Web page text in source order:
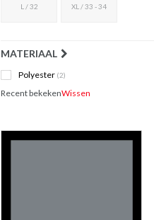
L / 32 XL / 33 - 34
MATERIAAL
Polyester (2)
Recent bekekenWissen